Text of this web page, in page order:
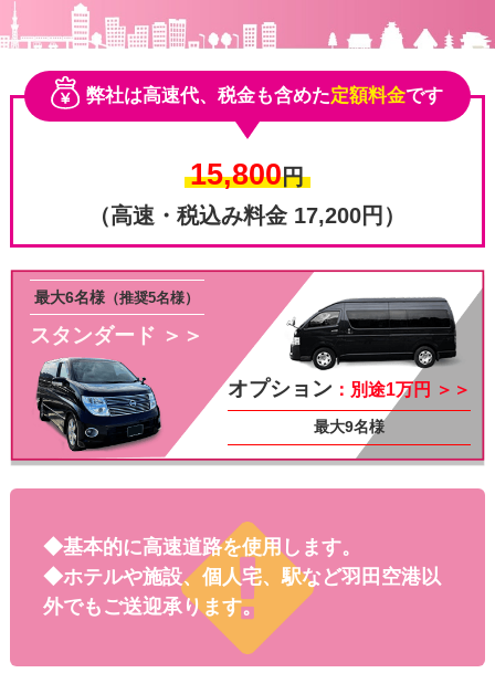
その他
料金
弊社は高速代、税金も含めた定額料金です
15,800円
（高速・税込み料金 17,200円）
スタンダード ＞＞
最大6名様 （推奨5名様）
オプション ：別途1万円 ＞＞
最大9名様
◆基本的に高速道路を使用します。
◆ホテルや施設、個人宅、駅など羽田空港以
外でもご送迎承ります。